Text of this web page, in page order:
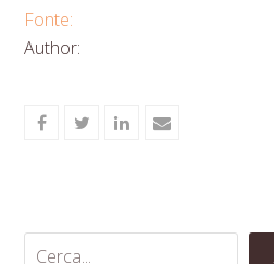
Fonte:
Author:
ShareShareShareShare